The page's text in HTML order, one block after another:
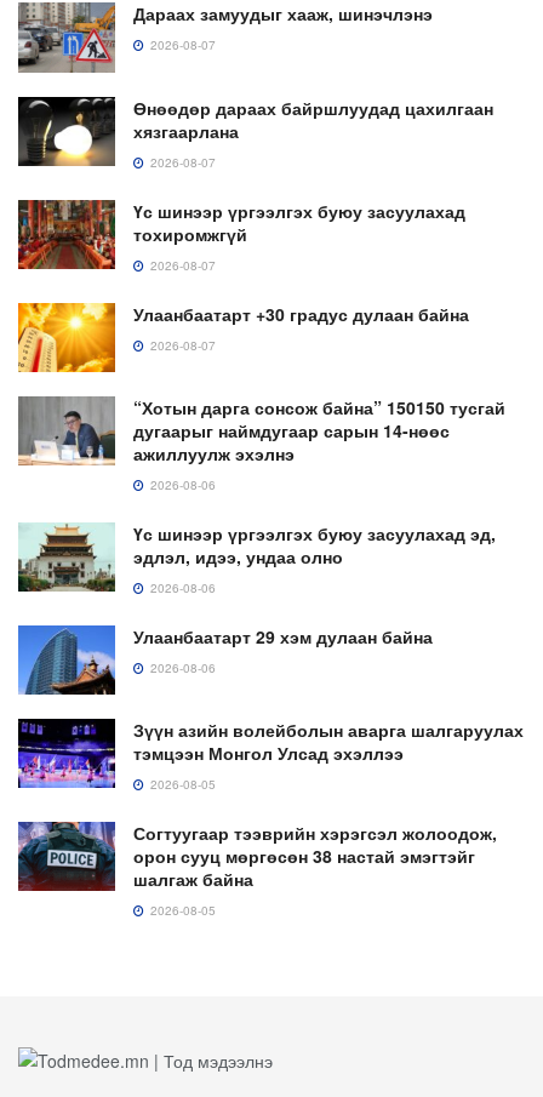
Дараах замуудыг хааж, шинэчлэнэ
2026-08-07
Өнөөдөр дараах байршлуудад цахилгаан
хязгаарлана
2026-08-07
Үс шинээр үргээлгэх буюу засуулахад
тохиромжгүй
2026-08-07
Улаанбаатарт +30 градус дулаан байна
2026-08-07
“Хотын дарга сонсож байна” 150150 тусгай
дугаарыг наймдугаар сарын 14-нөөс
ажиллуулж эхэлнэ
2026-08-06
Үс шинээр үргээлгэх буюу засуулахад эд,
эдлэл, идээ, ундаа олно
2026-08-06
Улаанбаатарт 29 хэм дулаан байна
2026-08-06
Зүүн азийн волейболын аварга шалгаруулах
тэмцээн Монгол Улсад эхэллээ
2026-08-05
Согтуугаар тээврийн хэрэгсэл жолоодож,
орон сууц мөргөсөн 38 настай эмэгтэйг
шалгаж байна
2026-08-05